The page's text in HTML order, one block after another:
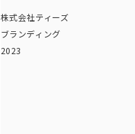
株式会社ティーズ
ブランディング
2023